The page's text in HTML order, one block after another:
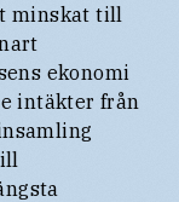
minskat till
ekonomi
intäkter från